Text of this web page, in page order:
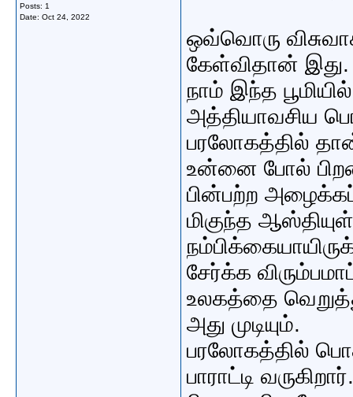
Posts: 1
Date: Oct 24, 2022
ஒவ்வொரு
கேள்விதான் இது.
நாம் இந்த
அத்தியாவசிய
பரலோகத்தில்
உன்னை போல்
பின்பற்ற
மிகுந்த
சேர்க்க
உலகத்தை
அது முடியும்.
பரலோகத்தில்
பாராட்டி